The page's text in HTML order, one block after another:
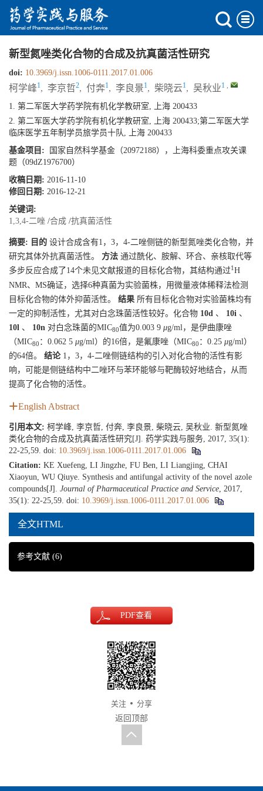
新型氮唑类化合物的合成及抗真菌活性研究
doi: 10.3969/j.issn.1006-0111.2017.01.006
柯学峰1, 李京哲2, 付奔1, 李良景1, 柴晓云1, 吴秋业1 ,
1. 第二军医大学药学院有机化学教研室, 上海 200433
2. 第二军医大学药学院有机化学教研室, 上海 200433;第二军医大学
临床医学五年制学员旅学员十队, 上海 200433
基金项目: 国家自然科学基金（20972188），上海科委重点攻关课
题（09dZ1976700）
收稿日期: 2016-11-10
修回日期: 2016-12-21
关键词:
1,3,4-二唑 /合成 /抗真菌活性
摘要: 目的 设计合成含有1，3，4-二唑侧链的新型氮唑类化合物，并
研究其体外抗真菌活性。 方法 通过酰化、胺解、环合、亲核取代等
多步反应合成了14个未见文献报道的目标化合物，其结构通过1 H
NMR、MS确证，选择6种真菌为实验菌株，用微量液体稀释法检测
目标化合物的体外抑菌活性。 结果 所有目标化合物对实验菌株均有
一定的抑制活性，尤其对白念珠菌活性较好。化合物 10d 、 10i 、
10l 、 10n 对白念珠菌的MIC80值为0.003 9 μg/ml，是伊曲康唑
（MIC80 ：0.062 5 μg/ml）的16倍，是氟康唑（MIC80 ：0.25 μg/ml）
的64倍。 结论1，3，4-二唑侧链结构的引入对化合物的活性有影
响，可能是侧链结构中二唑环与苯环能够与靶酶较好地结合，从而
提高了化合物的活性。
English Abstract
引用本文: 柯学峰, 李京哲, 付奔, 李良景, 柴晓云, 吴秋业. 新型氮唑
类化合物的合成及抗真菌活性研究[J]. 药学实践与服务, 2017, 35(1):
22-25,59. doi: 10.3969/j.issn.1006-0111.2017.01.006
Citation: KE Xuefeng, LI Jingzhe, FU Ben, LI Liangjing, CHAI
Xiaoyun, WU Qiuye. Synthesis and antifungal activity of the novel azole
compounds[J]. Journal of Pharmaceutical Practice and Service , 2017,
35(1): 22-25,59. doi: 10.3969/j.issn.1006-0111.2017.01.006
全文HTML
参考文献 (6)
PDF查看
关注
分享
返回顶部